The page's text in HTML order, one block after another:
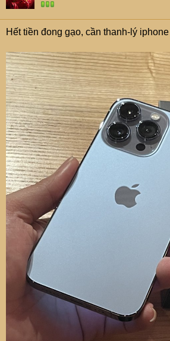
r
Hết tiền đong gạo, cần thanh-lý iphone